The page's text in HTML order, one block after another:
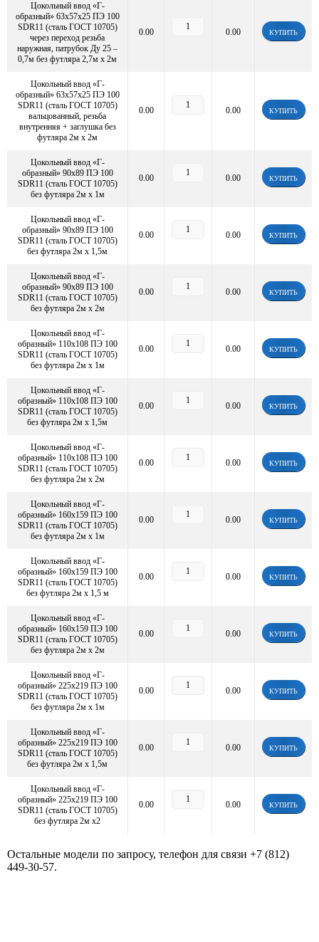
Цокольный ввод «Г-
образный» 63х57х25 ПЭ 100
SDR11 (сталь ГОСТ 10705)
через переход резьба
наружная, патрубок Ду 25 –
0,7м без футляра 2,7м х 2м
0.00 0.00 КУПИТЬ
Цокольный ввод «Г-
образный» 63х57х25 ПЭ 100
SDR11 (сталь ГОСТ 10705)
вальцованный, резьба
внутренняя + заглушка без
футляра 2м х 2м
0.00 0.00 КУПИТЬ
Цокольный ввод «Г-
образный» 90х89 ПЭ 100
SDR11 (сталь ГОСТ 10705)
без футляра 2м х 1м
0.00 0.00 КУПИТЬ
Цокольный ввод «Г-
образный» 90х89 ПЭ 100
SDR11 (сталь ГОСТ 10705)
без футляра 2м х 1,5м
0.00 0.00 КУПИТЬ
Цокольный ввод «Г-
образный» 90х89 ПЭ 100
SDR11 (сталь ГОСТ 10705)
без футляра 2м х 2м
0.00 0.00 КУПИТЬ
Цокольный ввод «Г-
образный» 110х108 ПЭ 100
SDR11 (сталь ГОСТ 10705)
без футляра 2м х 1м
0.00 0.00 КУПИТЬ
Цокольный ввод «Г-
образный» 110х108 ПЭ 100
SDR11 (сталь ГОСТ 10705)
без футляра 2м х 1,5м
0.00 0.00 КУПИТЬ
Цокольный ввод «Г-
образный» 110х108 ПЭ 100
SDR11 (сталь ГОСТ 10705)
без футляра 2м х 2м
0.00 0.00 КУПИТЬ
Цокольный ввод «Г-
образный» 160х159 ПЭ 100
SDR11 (сталь ГОСТ 10705)
без футляра 2м х 1м
0.00 0.00 КУПИТЬ
Цокольный ввод «Г-
образный» 160х159 ПЭ 100
SDR11 (сталь ГОСТ 10705)
без футляра 2м х 1,5 м
0.00 0.00 КУПИТЬ
Цокольный ввод «Г-
образный» 160х159 ПЭ 100
SDR11 (сталь ГОСТ 10705)
без футляра 2м х 2м
0.00 0.00 КУПИТЬ
Цокольный ввод «Г-
образный» 225х219 ПЭ 100
SDR11 (сталь ГОСТ 10705)
без футляра 2м х 1м
0.00 0.00 КУПИТЬ
Цокольный ввод «Г-
образный» 225х219 ПЭ 100
SDR11 (сталь ГОСТ 10705)
без футляра 2м х 1,5м
0.00 0.00 КУПИТЬ
Цокольный ввод «Г-
образный» 225х219 ПЭ 100
SDR11 (сталь ГОСТ 10705)
без футляра 2м х2
0.00 0.00 КУПИТЬ
Остальные модели по запросу, телефон для связи +7 (812)
449-30-57.